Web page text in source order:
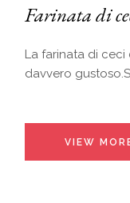
Farinata di
La farinata di
davvero
VIEW